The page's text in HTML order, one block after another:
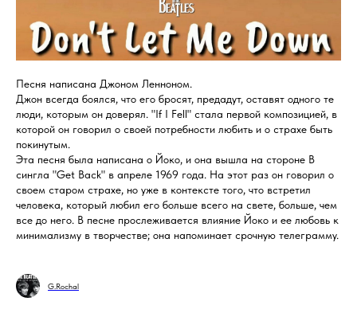
Песня написана Джоном Ленноном.
Джон всегда боялся, что его бросят, предадут, оставят одного те
люди, которым он доверял. "If I Fell" стала первой композицией, в
которой он говорил о своей потребности любить и о страхе быть
покинутым.
Эта песня была написана о Йоко, и она вышла на стороне B
сингла "Get Back" в апреле 1969 года. На этот раз он говорил о
своем старом страхе, но уже в контексте того, что встретил
человека, который любил его больше всего на свете, больше, чем
все до него. В песне прослеживается влияние Йоко и ее любовь к
минимализму в творчестве; она напоминает срочную телеграмму.
G.Rochal